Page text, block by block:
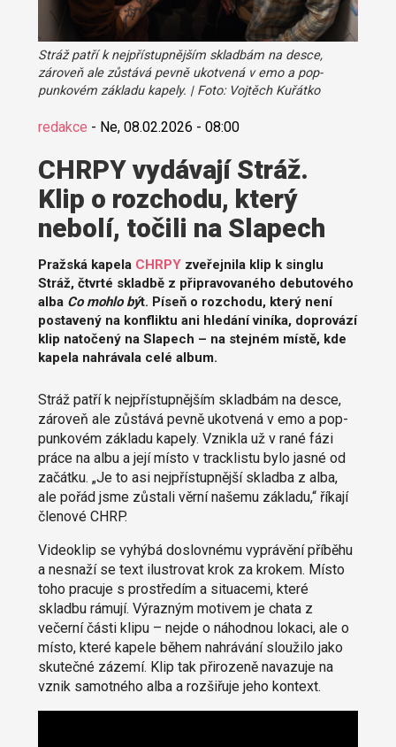
Stráž patří k nejpřístupnějším skladbám na desce,
zároveň ale zůstává pevně ukotvená v emo a pop-
punkovém základu kapely. | Foto: Vojtěch Kuřátko
redakce - Ne, 08.02.2026 - 08:00
CHRPY vydávají Stráž.
Klip o rozchodu, který
nebolí, točili na Slapech
Pražská kapela CHRPYzveřejnila klip k singlu
Stráž, čtvrté skladbě z připravovaného debutového
alba Co mohlo být. Píseň o rozchodu, který není
postavený na konfliktu ani hledání viníka, doprovází
klip natočený na Slapech – na stejném místě, kde
kapela nahrávala celé album.
Stráž patří k nejpřístupnějším skladbám na desce,
zároveň ale zůstává pevně ukotvená v emo a pop-
punkovém základu kapely. Vznikla už v rané fázi
práce na albu a její místo v tracklistu bylo jasné od
začátku. „Je to asi nejpřístupnější skladba z alba,
ale pořád jsme zůstali věrní našemu základu,“ říkají
členové CHRP.
Videoklip se vyhýbá doslovnému vyprávění příběhu
a nesnaží se text ilustrovat krok za krokem. Místo
toho pracuje s prostředím a situacemi, které
skladbu rámují. Výrazným motivem je chata z
večerní části klipu – nejde o náhodnou lokaci, ale o
místo, které kapele během nahrávání sloužilo jako
skutečné zázemí. Klip tak přirozeně navazuje na
vznik samotného alba a rozšiřuje jeho kontext.